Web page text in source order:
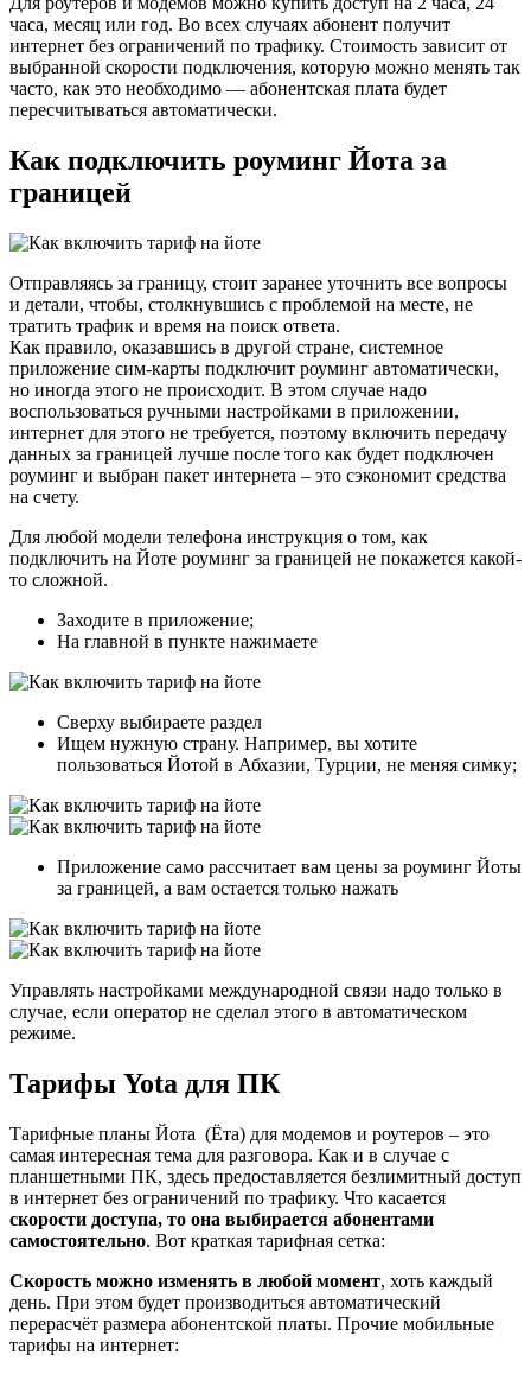
часа, месяц или год. Во всех случаях абонент получит
интернет без ограничений по трафику. Стоимость зависит от
выбранной скорости подключения, которую можно менять так
часто, как это необходимо — абонентская плата будет
пересчитываться автоматически.
Как подключить роуминг Йота за
границей
Отправляясь за границу, стоит заранее уточнить все вопросы
и детали, чтобы, столкнувшись с проблемой на месте, не
тратить трафик и время на поиск ответа.
Как правило, оказавшись в другой стране, системное
приложение сим-карты подключит роуминг автоматически,
но иногда этого не происходит. В этом случае надо
воспользоваться ручными настройками в приложении,
интернет для этого не требуется, поэтому включить передачу
данных за границей лучше после того как будет подключен
роуминг и выбран пакет интернета – это сэкономит средства
на счету.
Для любой модели телефона инструкция о том, как
подключить на Йоте роуминг за границей не покажется какой-
то сложной.
Заходите в приложение;
На главной в пункте нажимаете
Сверху выбираете раздел
Ищем нужную страну. Например, вы хотите
пользоваться Йотой в Абхазии, Турции, не меняя симку;
Приложение само рассчитает вам цены за роуминг Йоты
за границей, а вам остается только нажать
Управлять настройками международной связи надо только в
случае, если оператор не сделал этого в автоматическом
режиме.
Тарифы Yota для ПК
Тарифные планы Йота (Ёта) для модемов и роутеров – это
самая интересная тема для разговора. Как и в случае с
планшетными ПК, здесь предоставляется безлимитный доступ
в интернет без ограничений по трафику. Что касается
скорости доступа, то она выбирается абонентами
самостоятельно. Вот краткая тарифная сетка:
Скорость можно изменять в любой момент, хоть каждый
день. При этом будет производиться автоматический
перерасчёт размера абонентской платы. Прочие мобильные
тарифы на интернет: